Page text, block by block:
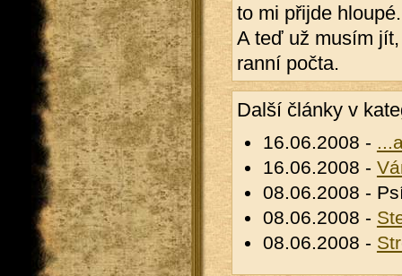
to mi přijde hloupé.
A teď už musím
ranní počta.
Další články v
16.06.2008 -
16.06.2008 -
08.06.2008 -
08.06.2008 -
08.06.2008 -